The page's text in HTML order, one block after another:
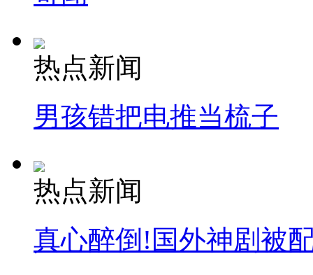
热点新闻
男孩错把电推当梳子
热点新闻
真心醉倒!国外神剧被